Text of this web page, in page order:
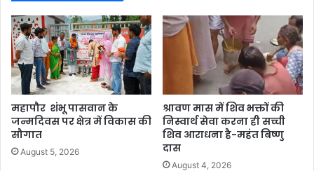
महापौर शंभू पासवान के
जन्मदिवस पर क्षेत्र में विकास की
सौगात
August 5, 2026
श्रावण मास में शिव भक्तों की
निस्वार्थ सेवा करना ही सच्ची
शिव आराधना है-महंत बिष्णु
दास
August 4, 2026